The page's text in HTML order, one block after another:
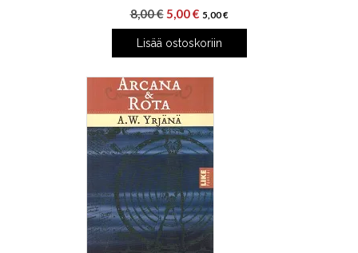
8,00€ Alkuperäinen
hinta
oli:
5,00€Nykyinen
hinta
on:
5,00€
Lisää ostoskoriin